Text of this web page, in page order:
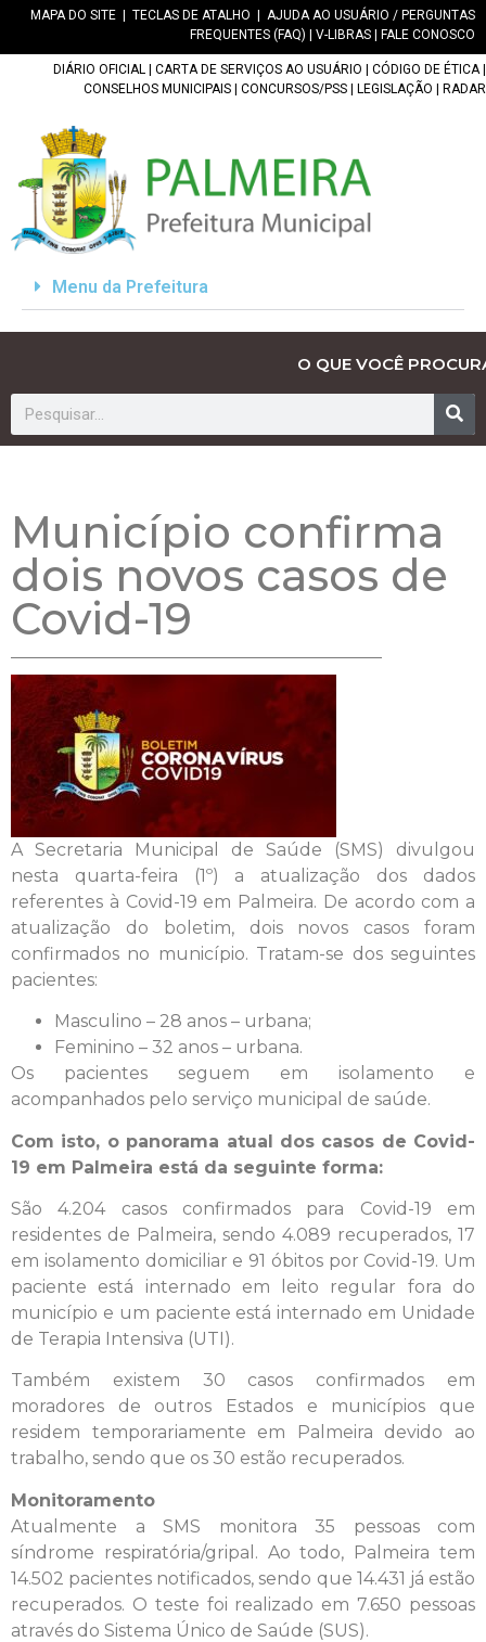
MAPA DO SITE TECLAS DE ATALHO
AJUDA AO USUÁRIO / PERGUNTAS
FREQUENTES (FAQ)
V-LIBRAS FALE CONOSCO
DIÁRIO OFICIAL CARTA DE SERVIÇOS AO USUÁRIO CÓDIGO DE ÉTICA|
CONSELHOS MUNICIPAIS
CONCURSOS/PSS LEGISLAÇÃO RADAR
Menu da Prefeitura
O QUE VOCÊ
Município confirma
dois novos casos de
Covid-19
A Secretaria Municipal de Saúde (SMS) divulgou
nesta quarta-feira (1º) a atualização dos dados
referentes à Covid-19 em Palmeira. De acordo com a
atualização do boletim, dois novos casos foram
confirmados no município. Tratam-se dos seguintes
pacientes:
Masculino – 28 anos – urbana;
Feminino – 32 anos – urbana.
Os pacientes seguem em isolamento e
acompanhados pelo serviço municipal de saúde.
Com isto, o panorama atual dos casos de Covid-
19 em Palmeira está da seguinte forma:
São 4.204 casos confirmados para Covid-19 em
residentes de Palmeira, sendo 4.089 recuperados, 17
em isolamento domiciliar e 91 óbitos por Covid-19. Um
paciente está internado em leito regular fora do
município e um paciente está internado em Unidade
de Terapia Intensiva (UTI).
Também existem 30 casos confirmados em
moradores de outros Estados e municípios que
residem temporariamente em Palmeira devido ao
trabalho, sendo que os 30 estão recuperados.
Monitoramento
Atualmente a SMS monitora 35 pessoas com
síndrome respiratória/gripal. Ao todo, Palmeira tem
14.502 pacientes notificados, sendo que 14.431 já estão
recuperados. O teste foi realizado em 7.650 pessoas
através do Sistema Único de Saúde (SUS).